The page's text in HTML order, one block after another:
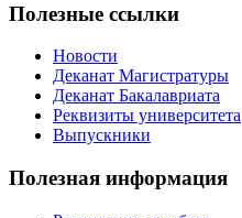
Полезные ссылки
Новости
Деканат Магистратуры
Деканат Бакалавриата
Реквизиты университета
Выпускники
Полезная информация